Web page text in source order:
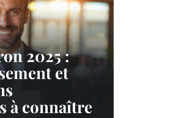
2025 :
et
à connaître